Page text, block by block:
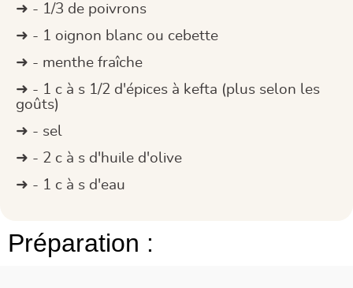
- 1/3 de poivrons
- 1 oignon blanc ou cebette
- menthe fraîche
- 1 c à s 1/2 d'épices à kefta (plus selon les
goûts)
- sel
- 2 c à s d'huile d'olive
- 1 c à s d'eau
Préparation :